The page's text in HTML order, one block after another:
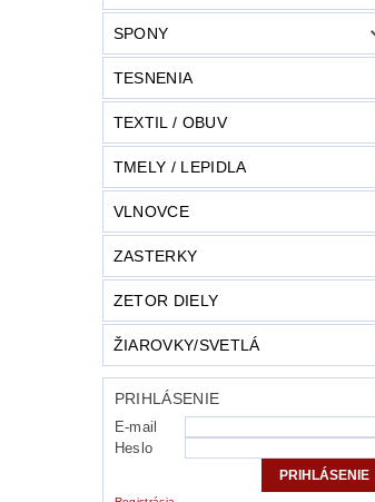
SPONY
TESNENIA
TEXTIL / OBUV
TMELY / LEPIDLA
VLNOVCE
ZASTERKY
ZETOR DIELY
ŽIAROVKY/SVETLÁ
PRIHLÁSENIE
E-mail
Heslo